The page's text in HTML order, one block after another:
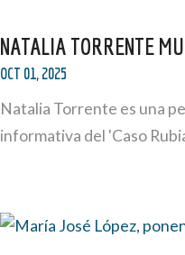
NATALIA TORRENTE
OCT 01, 2025
Natalia Torrente es una
informativa del 'Caso